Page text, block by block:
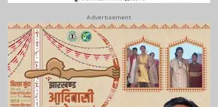
Advertisement